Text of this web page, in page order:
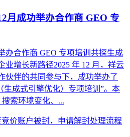
月成功举办合作商 GEO 专
办合作商 GEO 专项培训共探生成
业增长新路径2025 年 12 月，祥云
伙伴的共同参与下，成功举办了
生成式引擎优化）专项培训”。本
索环境变化、...
价账户被封，申请解封处理流程